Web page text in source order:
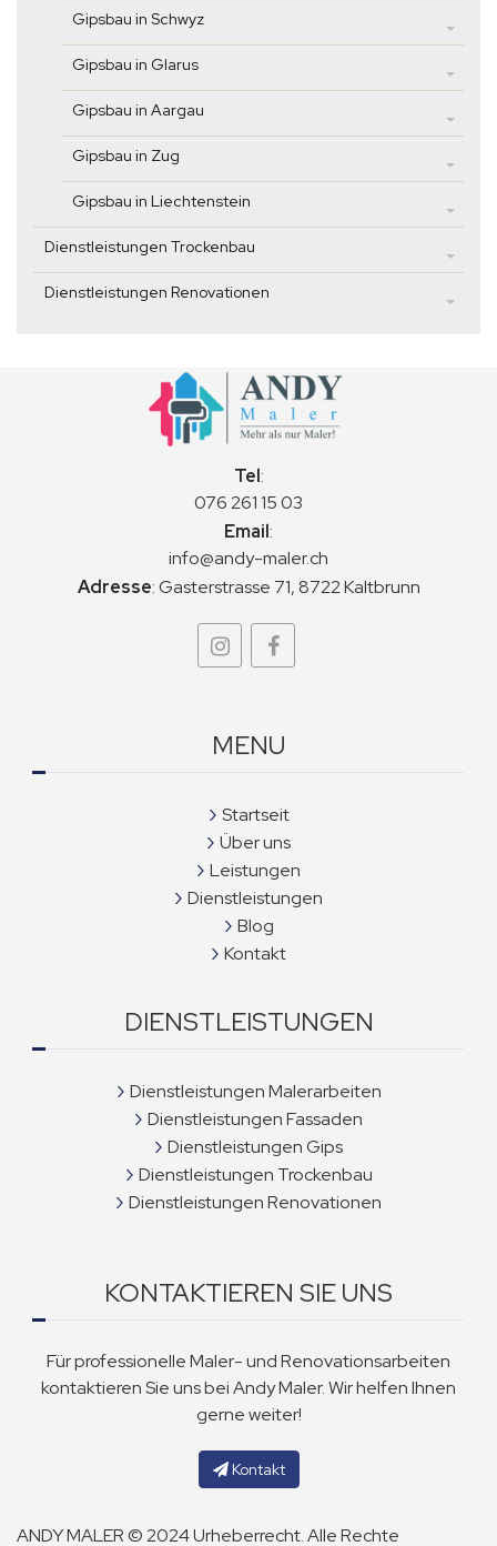
Gipsbau in Schwyz
Gipsbau in Glarus
Gipsbau in Aargau
Gipsbau in Zug
Gipsbau in Liechtenstein
Dienstleistungen Trockenbau
Dienstleistungen Renovationen
Tel:
076 261 15 03
Email:
info@andy-maler.ch
Adresse:Gasterstrasse 71, 8722 Kaltbrunn
MENU
Startseit
Über uns
Leistungen
Dienstleistungen
Blog
Kontakt
DIENSTLEISTUNGEN
Dienstleistungen Malerarbeiten
Dienstleistungen Fassaden
Dienstleistungen Gips
Dienstleistungen Trockenbau
Dienstleistungen Renovationen
KONTAKTIEREN SIE UNS
Für professionelle Maler- und Renovationsarbeiten
kontaktieren Sie uns bei Andy Maler. Wir helfen Ihnen
gerne weiter!
Kontakt
ANDY MALER © 2024 Urheberrecht. Alle Rechte